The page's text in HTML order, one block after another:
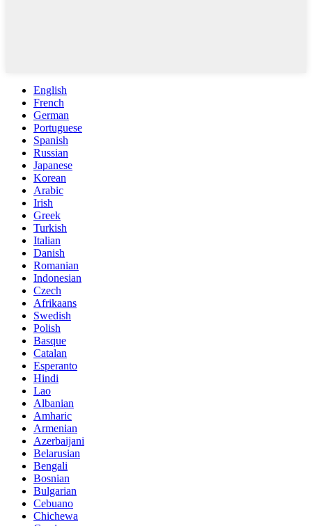
English
French
German
Portuguese
Spanish
Russian
Japanese
Korean
Arabic
Irish
Greek
Turkish
Italian
Danish
Romanian
Indonesian
Czech
Afrikaans
Swedish
Polish
Basque
Catalan
Esperanto
Hindi
Lao
Albanian
Amharic
Armenian
Azerbaijani
Belarusian
Bengali
Bosnian
Bulgarian
Cebuano
Chichewa